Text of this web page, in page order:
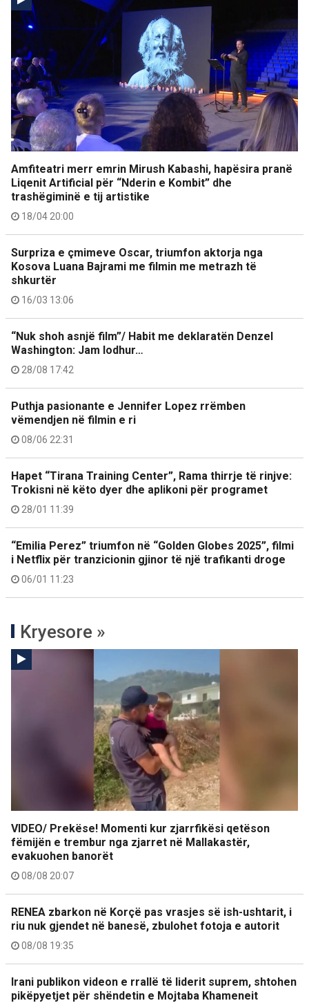
Amfiteatri merr emrin Mirush Kabashi, hapësira pranë
Liqenit Artificial për “Nderin e Kombit” dhe
trashëgiminë e tij artistike
18/04 20:00
Surpriza e çmimeve Oscar, triumfon aktorja nga
Kosova Luana Bajrami me filmin me metrazh të
shkurtër
16/03 13:06
“Nuk shoh asnjë film”/ Habit me deklaratën Denzel
Washington: Jam lodhur…
28/08 17:42
Puthja pasionante e Jennifer Lopez rrëmben
vëmendjen në filmin e ri
08/06 22:31
Hapet “Tirana Training Center”, Rama thirrje të rinjve:
Trokisni në këto dyer dhe aplikoni për programet
28/01 11:39
“Emilia Perez” triumfon në “Golden Globes 2025”, filmi
i Netflix për tranzicionin gjinor të një trafikanti droge
06/01 11:23
Kryesore »
VIDEO/ Prekëse! Momenti kur zjarrfikësi qetëson
fëmijën e trembur nga zjarret në Mallakastër,
evakuohen banorët
08/08 20:07
RENEA zbarkon në Korçë pas vrasjes së ish-ushtarit, i
riu nuk gjendet në banesë, zbulohet fotoja e autorit
08/08 19:35
Irani publikon videon e rrallë të liderit suprem, shtohen
pikëpyetjet për shëndetin e Mojtaba Khameneit